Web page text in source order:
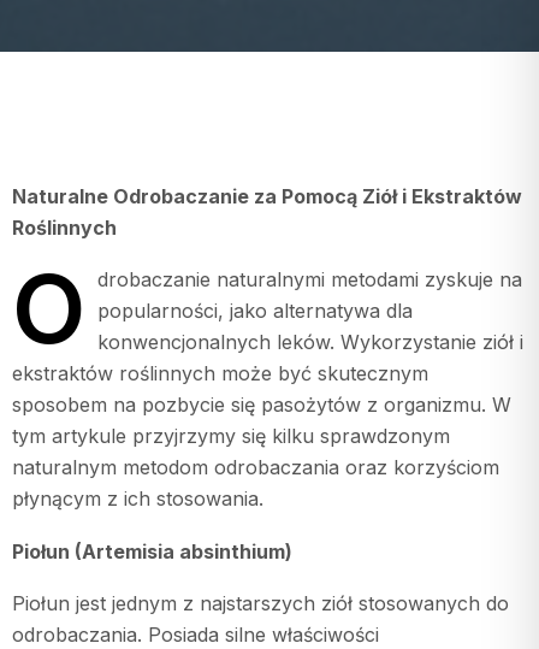
Naturalne Odrobaczanie za Pomocą Ziół i Ekstraktów
Roślinnych
O
drobaczanie naturalnymi metodami zyskuje na
popularności, jako alternatywa dla
konwencjonalnych leków. Wykorzystanie ziół i
ekstraktów roślinnych może być skutecznym
sposobem na pozbycie się pasożytów z organizmu. W
tym artykule przyjrzymy się kilku sprawdzonym
naturalnym metodom odrobaczania oraz korzyściom
płynącym z ich stosowania.
Piołun (Artemisia absinthium)
Piołun jest jednym z najstarszych ziół stosowanych do
odrobaczania. Posiada silne właściwości